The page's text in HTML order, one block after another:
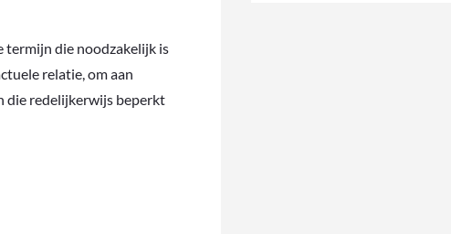
termijn die noodzakelijk is
relatie, om aan
die redelijkerwijs beperkt